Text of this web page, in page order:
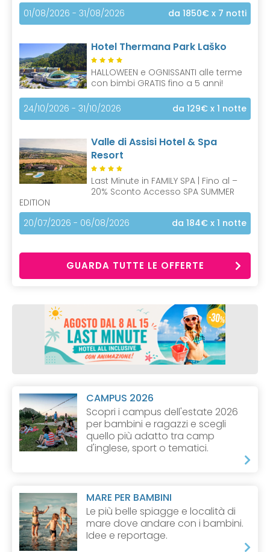
01/08/2026 - 31/08/2026 da 1850€ x 7 notti
Hotel Thermana Park Laško
HALLOWEEN e OGNISSANTI alle terme
con bimbi GRATIS fino a 5 anni!
24/10/2026 - 31/10/2026 da 129€ x 1 notte
Valle di Assisi Hotel & Spa
Resort
Last Minute in FAMILY SPA | Fino al –
20% Sconto Accesso SPA SUMMER
EDITION
20/07/2026 - 06/08/2026
da 184€ x 1 notte
GUARDA TUTTE LE OFFERTE
CAMPUS 2026
Scopri i campus dell'estate 2026
per bambini e ragazzi e scegli
quello più adatto tra camp
d'inglese, sport o tematici.
MARE PER BAMBINI
Le più belle spiagge e località di
mare dove andare con i bambini.
Idee e reportage.